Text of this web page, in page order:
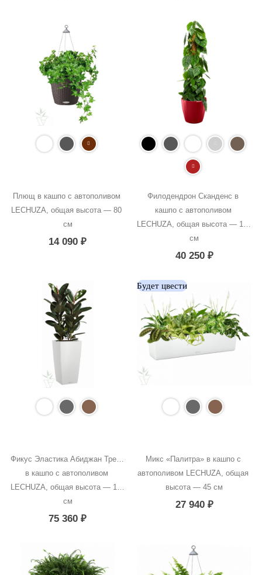
Плющ в кашпо с автополивом
LECHUZA, общая высота — 80
см
14 090₽
Филодендрон Сканденс в
кашпо с автополивом
LECHUZA, общая высота — 160
см
40 250 ₽
Фикус Эластика Абиджан Тренд
в кашпо с автополивом
LECHUZA, общая высота — 190
см
75 360₽
Будет цвести
Микс «Палитра» в кашпо с
автополивом LECHUZA, общая
высота — 45 см
27 940 ₽